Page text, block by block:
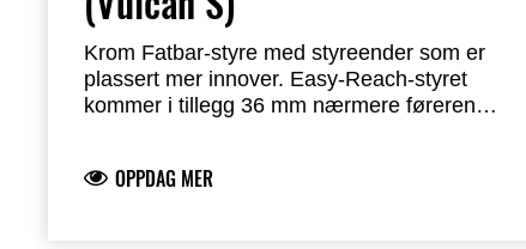
Krom Fatbar‑styre med styreender som er
plassert mer innover. Easy‑Reach‑styret
kommer i tillegg 36 mm nærmere føreren.
OPPDAG MER